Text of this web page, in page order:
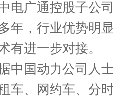
电广通控股子公
年，行业优势明
有进一步对接。
中国动力公司人
车、网约车、分